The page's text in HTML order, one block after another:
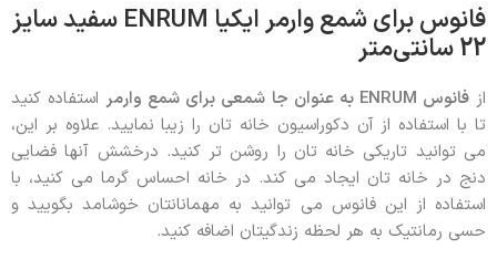
فانوس برای شمع وارمر ایکیا ENRUM سفید سایز
22 سانتی‌متر
ازفانوس ENRUM به عنوان جا شمعی برای شمع وارمر
استفاده کنید
تا با استفاده از آن دکوراسیون خانه تان را زیبا نمایید. علاوه بر این،
می توانید تاریکی خانه تان را روشن تر کنید. درخشش آنها فضایی
دنج در خانه تان ایجاد می کند. در خانه احساس گرما می کنید، با
استفاده از این فانوس می توانید به مهمانانتان خوشامد بگویید و
حسی رمانتیک به هر لحظه زندگیتان اضافه کنید.